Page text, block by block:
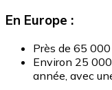
En Europe :
Près de 65
Environ 25
année, avec